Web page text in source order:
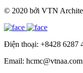
© 2020 bởi VTN
Điện thoại: +8428 6287
Email: hcmc@vtnaa.com